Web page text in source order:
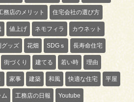
務店のメリット 住宅会社の選び方
値上げ ネモフィラ カウネット
グッズ 花畑 SDGｓ 長寿命住宅
街づくり 建てる 若い時 理由
家事 建築 和風 快適な住宅 平屋
ム 工務店の日報 Youtube